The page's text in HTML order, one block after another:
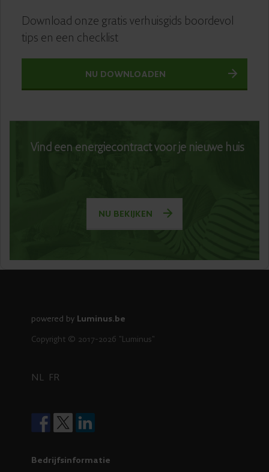
Download onze gratis verhuisgids boordevol
tips en een checklist
NU DOWNLOADEN
Vind een energiecontract voor je nieuwe huis
NU BEKIJKEN
powered by Luminus.be
Copyright © 2017-2026 "Luminus"
NL FR
Bedrijfsinformatie